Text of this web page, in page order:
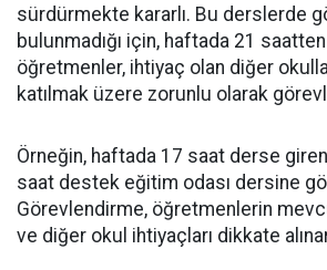
sürdürmekte kararlı. Bu derslerde
bulunmadığı için, haftada 21
öğretmenler, ihtiyaç olan diğer
katılmak üzere zorunlu olarak
Örneğin, haftada 17 saat derse
saat destek eğitim odası dersine
Görevlendirme, öğretmenlerin
ve diğer okul ihtiyaçları dikkate